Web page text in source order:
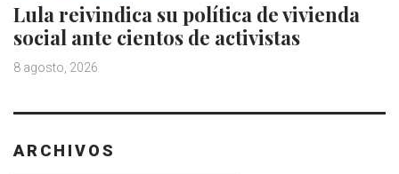
Lula reivindica su política de vivienda
social ante cientos de activistas
8 agosto, 2026
ARCHIVOS